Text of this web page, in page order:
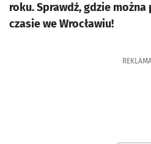
roku. Sprawdź, gdzie
czasie we Wrocławiu!